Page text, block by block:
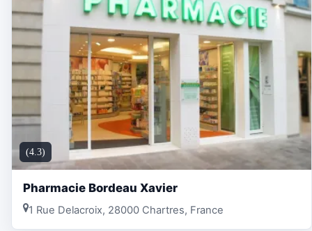
(4.3)
Pharmacie Bordeau Xavier
1 Rue Delacroix, 28000 Chartres, France